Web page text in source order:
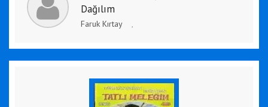
Dağılım
Faruk Kırtay ,